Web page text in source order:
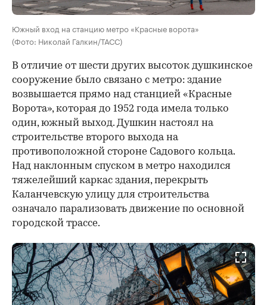
Южный вход на станцию метро «Красные ворота»
(Фото: Николай Галкин/ТАСС)
В отличие от шести других высоток душкинское
сооружение было связано с метро: здание
возвышается прямо над станцией «Красные
Ворота», которая до 1952 года имела только
один, южный выход. Душкин настоял на
строительстве второго выхода на
противоположной стороне Садового кольца.
Над наклонным спуском в метро находился
тяжелейший каркас здания, перекрыть
Каланчевскую улицу для строительства
означало парализовать движение по основной
городской трассе.